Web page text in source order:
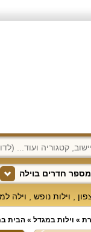
מספר חדרים בוילה
וילות נופש וילה
» וילות במגדל » הבית